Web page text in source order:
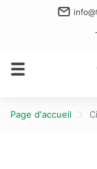
Page d'accueil